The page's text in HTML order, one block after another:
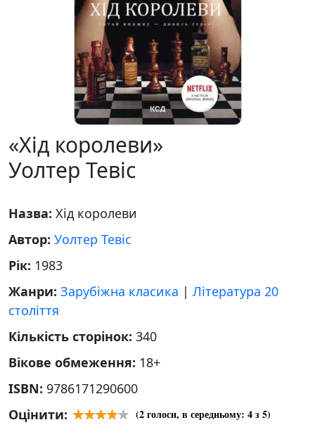
«Хід королеви»
Уолтер Тевіс
Назва: Хід королеви
Автор: Уолтер Тевіс
Рік: 1983
Жанри: Зарубіжна класика | Література 20
століття
Кількість сторінок: 340
Вікове обмеження: 18+
ISBN: 9786171290600
Оцінити:
(2голоси, в середньому: 4з 5)